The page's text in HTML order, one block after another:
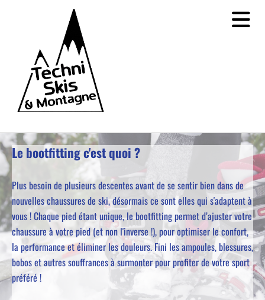
Accéder au contenu
Le bootfitting c'est quoi ?
Plus besoin de plusieurs descentes avant de se sentir bien dans de
nouvelles chaussures de ski, désormais ce sont elles qui s'adaptent à
vous ! Chaque pied étant unique, le bootfitting permet d’ajuster votre
chaussure à votre pied (et non l'inverse !), pour optimiser le confort,
la performance et éliminer les douleurs. Fini les ampoules, blessures,
bobos et autres souffrances à surmonter pour profiter de votre sport
préféré !